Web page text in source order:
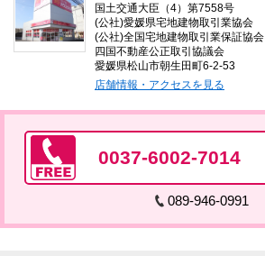
国土交通大臣（4）第7558号
(公社)愛媛県宅地建物取引業協会
(公社)全国宅地建物取引業保証協会
四国不動産公正取引協議会
愛媛県松山市朝生田町6-2-53
店舗情報・アクセスを見る
0037-6002-7014
089-946-0991